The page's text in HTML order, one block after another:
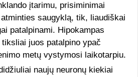
įtarimu, prisiminimai
saugyklą, tik, liaudiškai
patalpinami. Hipokampas
juos patalpino ypač
metų vystymosi laikotarpiu.
naujų neuronų kiekiai